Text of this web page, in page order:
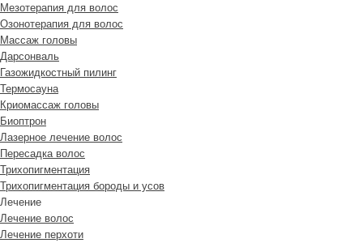
Мезотерапия для волос
Озонотерапия для волос
Массаж головы
Дарсонваль
Газожидкостный пилинг
Термосауна
Криомассаж головы
Биоптрон
Лазерное лечение волос
Пересадка волос
Трихопигментация
Трихопигментация бороды и усов
Лечение
Лечение волос
Лечение перхоти